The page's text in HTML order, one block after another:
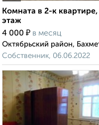
Комната в 2-к
этаж
4 000 ₽ в месяц
Октябрьский район,
Собственник, 06.06.2022